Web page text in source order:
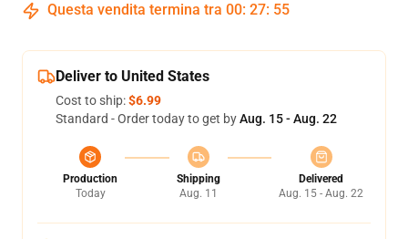
Questa vendita termina tra 00: 27: 54
Deliver to United States
Cost to ship:$6.99
Standard - Order today to get byAug. 15 - Aug. 22
Production
Today
Shipping
Aug. 11
Delivered
Aug. 15 - Aug. 22